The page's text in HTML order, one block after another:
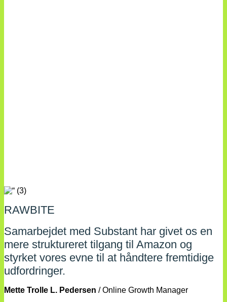
RAWBITE
Samarbejdet med Substant har givet os en
mere struktureret tilgang til Amazon og
styrket vores evne til at håndtere fremtidige
udfordringer.
Mette Trolle L. Pedersen /Online Growth Manager